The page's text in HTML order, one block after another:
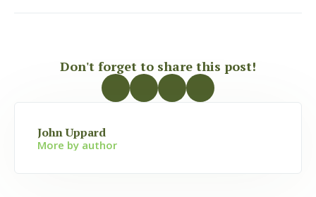
Don't forget to share this post!
John Uppard
More by author